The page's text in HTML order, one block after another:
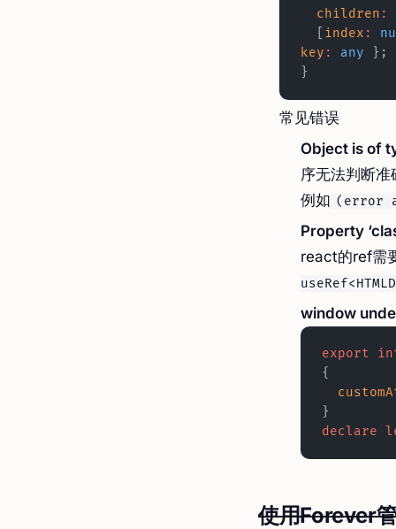
  children
:
index :
key : any };
}
常见错误
Object is of
序无法判断
例如 (error
Property
react的ref需
window
export
{
}
declare
使用Forever